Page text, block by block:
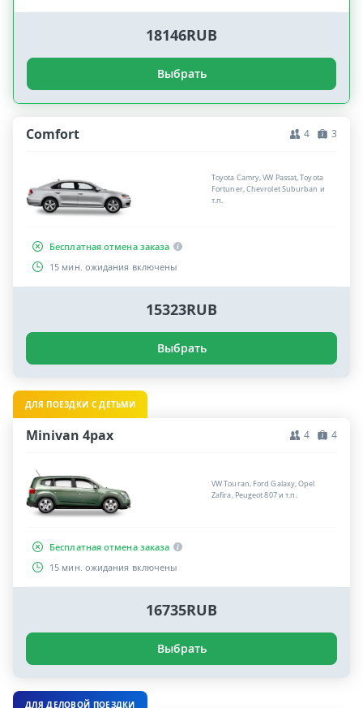
18146RUB
Выбрать
Comfort 4 3
Toyota Camry, VW Passat, Toyota
Fortuner, Chevrolet Suburban и
т.п.
Бесплатная отмена заказа
15 мин. ожидания включены
15323RUB
Выбрать
ДЛЯ ПОЕЗДКИ С ДЕТЬМИ
Minivan 4pax 4 4
VW Touran, Ford Galaxy, Opel
Zafira, Peugeot 807 и т.п.
Бесплатная отмена заказа
15 мин. ожидания включены
16735RUB
Выбрать
ДЛЯ ДЕЛОВОЙ ПОЕЗДКИ